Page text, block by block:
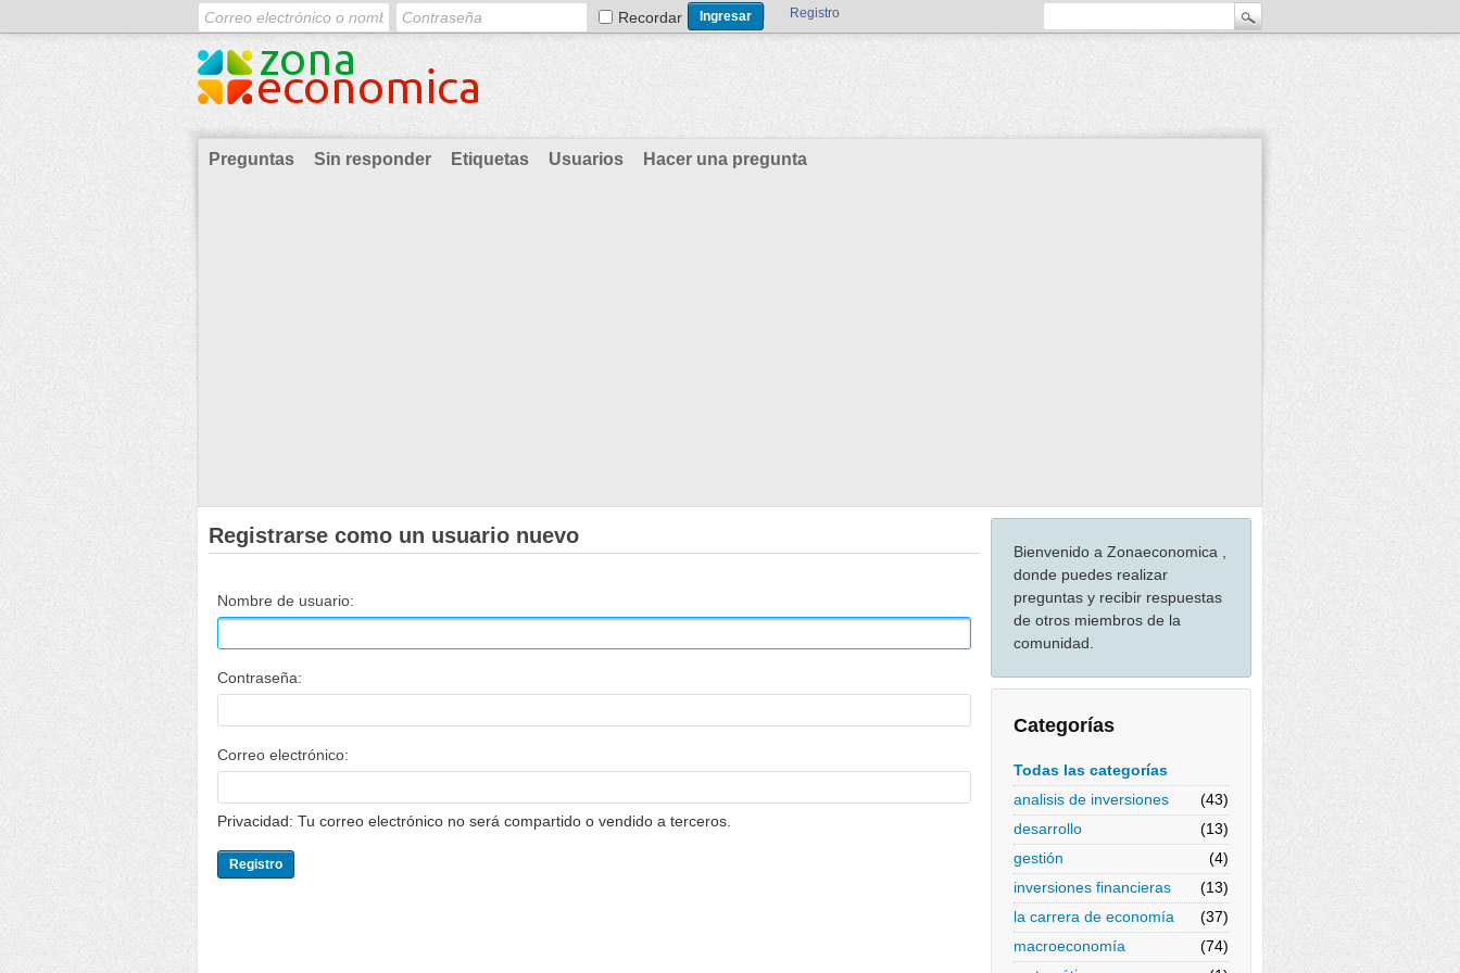
Recordar Registro
Preguntas Sin responder Etiquetas Usuarios Hacer una pregunta
Bienvenido a Zonaeconomica ,
donde puedes realizar
preguntas y recibir respuestas
de otros miembros de la
comunidad.
Categorías
Todas las categorías
analisis de inversiones
(43)
desarrollo
(13)
gestión
(4)
inversiones financieras
(13)
la carrera de economía
(37)
macroeconomía
(74)
Registrarse como un usuario nuevo
Nombre de usuario:
Contraseña:
Correo electrónico:
Privacidad: Tu correo electrónico no será compartido o vendido a terceros.